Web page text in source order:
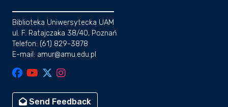
Biblioteka Uniwersytecka UAM
ul. F. Ratajczaka 38/40, Poznań
Telefon: (61) 829-3878
E-mail: amur@amu.edu.pl
Send Feedback